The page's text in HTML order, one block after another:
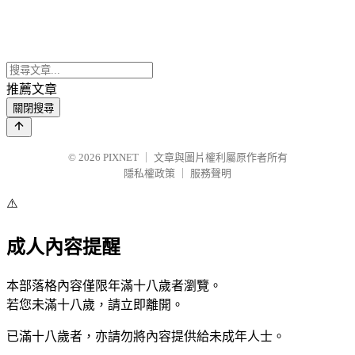
推薦文章
關閉搜尋
© 2026 PIXNET
文章與圖片權利屬原作者所有
隱私權政策
服務聲明
⚠️
成人內容提醒
本部落格內容僅限年滿十八歲者瀏覽。
若您未滿十八歲，請立即離開。
已滿十八歲者，亦請勿將內容提供給未成年人士。